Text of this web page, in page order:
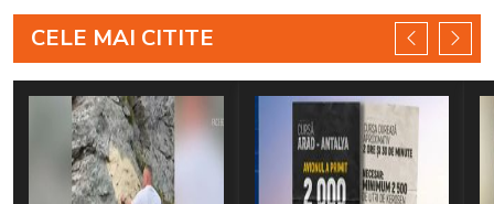
CELE MAI CITITE